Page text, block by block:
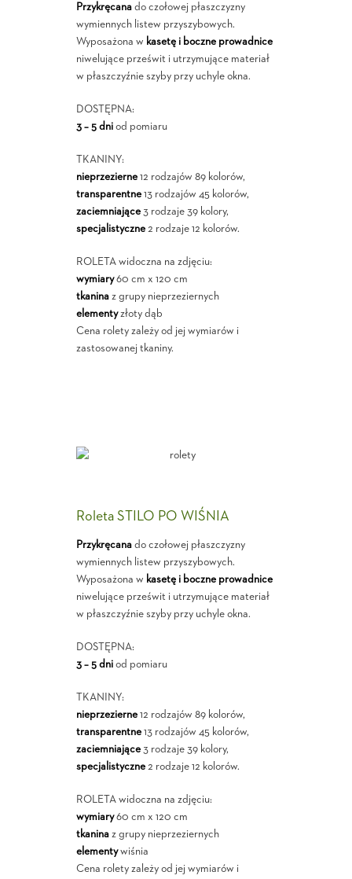
Przykręcanado czołowej płaszczyzny
wymiennych listew przyszybowych.
Wyposażona w kasetę i boczne prowadnice
niwelujące prześwit i utrzymujące materiał
w płaszczyźnie szyby przy uchyle okna.
DOSTĘPNA:
3 – 5 dniod pomiaru
TKANINY:
nieprzezierne12 rodzajów 89 kolorów,
transparentne13 rodzajów 45 kolorów,
zaciemniające3 rodzaje 39 kolory,
specjalistyczne2 rodzaje 12 kolorów.
ROLETA widoczna na zdjęciu:
wymiary60 cm x 120 cm
tkaninaz grupy nieprzeziernych
elementyzłoty dąb
Cena rolety zależy od jej wymiarów i
zastosowanej tkaniny.
Roleta STILO PO WIŚNIA
Przykręcanado czołowej płaszczyzny
wymiennych listew przyszybowych.
Wyposażona w kasetę i boczne prowadnice
niwelujące prześwit i utrzymujące materiał
w płaszczyźnie szyby przy uchyle okna.
DOSTĘPNA:
3 – 5 dniod pomiaru
TKANINY:
nieprzezierne12 rodzajów 89 kolorów,
transparentne13 rodzajów 45 kolorów,
zaciemniające3 rodzaje 39 kolory,
specjalistyczne2 rodzaje 12 kolorów.
ROLETA widoczna na zdjęciu:
wymiary60 cm x 120 cm
tkaninaz grupy nieprzeziernych
elementywiśnia
Cena rolety zależy od jej wymiarów i